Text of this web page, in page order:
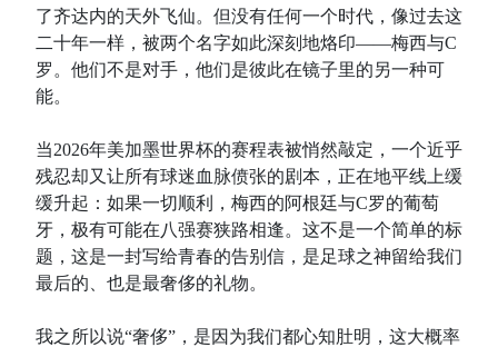
了齐达内的天外飞仙。但没有任何一个时代，像过去这
二十年一样，被两个名字如此深刻地烙印——梅西与C
罗。他们不是对手，他们是彼此在镜子里的另一种可
能。
当2026年美加墨世界杯的赛程表被悄然敲定，一个近乎
残忍却又让所有球迷血脉偾张的剧本，正在地平线上缓
缓升起：如果一切顺利，梅西的阿根廷与C罗的葡萄
牙，极有可能在八强赛狭路相逢。这不是一个简单的标
题，这是一封写给青春的告别信，是足球之神留给我们
最后的、也是最奢侈的礼物。
我之所以说“奢侈”，是因为我们都心知肚明，这大概率